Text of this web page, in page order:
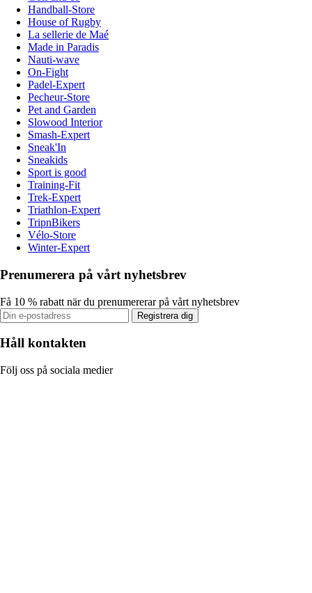
Handball-Store
House of Rugby
La sellerie de Maé
Made in Paradis
Nauti-wave
On-Fight
Padel-Expert
Pecheur-Store
Pet and Garden
Slowood Interior
Smash-Expert
Sneak'In
Sneakids
Sport is good
Training-Fit
Trek-Expert
Triathlon-Expert
TripnBikers
Vélo-Store
Winter-Expert
Prenumerera på vårt nyhetsbrev
Få 10 % rabatt när du prenumererar på vårt nyhetsbrev
Registrera dig
Håll kontakten
Följ oss på sociala medier